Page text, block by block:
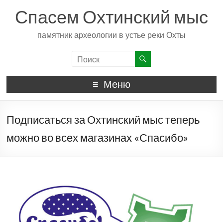
Спасем Охтинский мыс
памятник археологии в устье реки Охты
Меню
Подписаться за Охтинский мыс теперь
можно во всех магазинах «Спасибо»